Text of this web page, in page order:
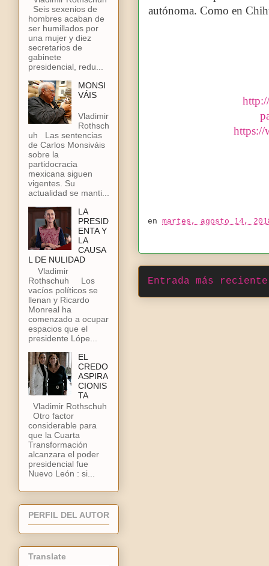
autónoma. Como en
https://
en martes, agosto 14,
Entrada más reciente
Seis sexenios de
hombres acaban de
ser humillados por
una mujer y diez
secretarios de
gabinete
presidencial, redu...
MONSI
VÁIS
Vladimir
Rothsch
uh Las sentencias
de Carlos Monsiváis
sobre la
partidocracia
mexicana siguen
vigentes. Su
actualidad se manti...
LA
PRESID
ENTA Y
LA
CAUSA
L DE NULIDAD
Vladimir
Rothschuh Los
vacíos políticos se
llenan y Ricardo
Monreal ha
comenzado a ocupar
espacios que el
presidente Lópe...
EL
CREDO
ASPIRA
CIONIS
TA
Vladimir Rothschuh
Otro factor
considerable para
que la Cuarta
Transformación
alcanzara el poder
presidencial fue
Nuevo León : si...
PERFIL DEL AUTOR
Translate